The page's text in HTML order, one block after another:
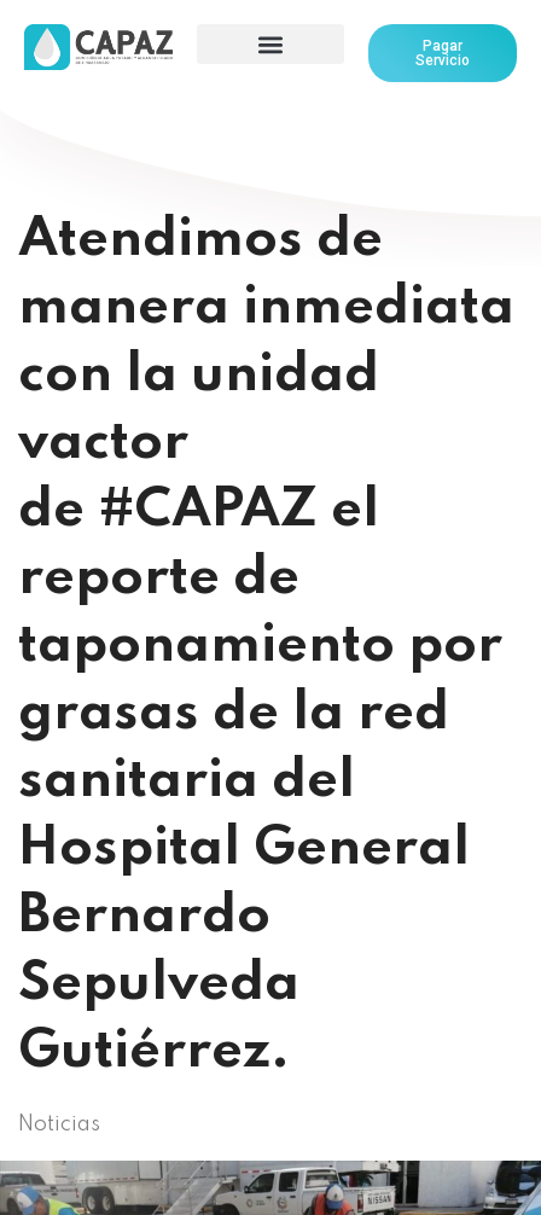
Pagar
Servicio
Atendimos de
manera inmediata
con la unidad
vactor
de #CAPAZ el
reporte de
taponamiento por
grasas de la red
sanitaria del
Hospital General
Bernardo
Sepulveda
Gutiérrez.
Noticias